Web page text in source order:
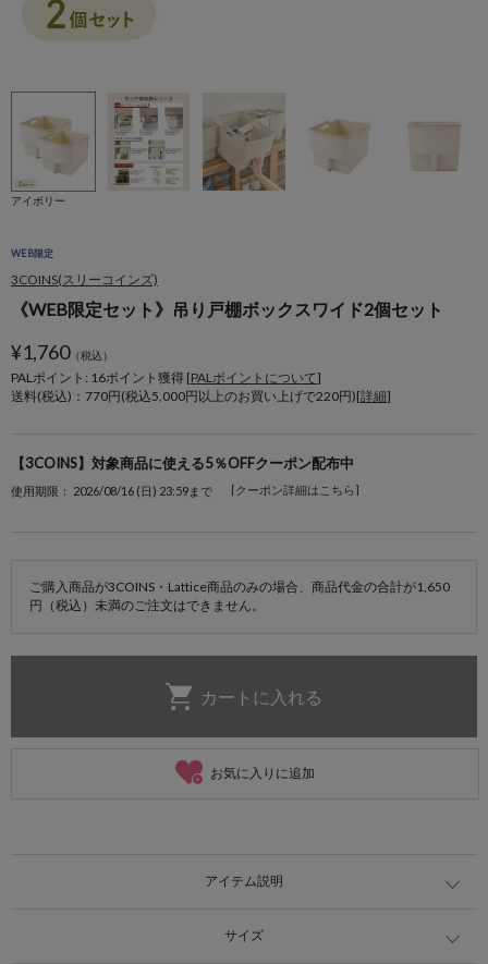
アイボリー
WEB限定
3COINS(スリーコインズ)
《WEB限定セット》吊り戸棚ボックスワイド2個セット
¥1,760（税込）
PALポイント: 16ポイント獲得 [PALポイントについて]
送料(税込)：770円(税込5,000円以上のお買い上げで220円)[詳細]
【3COINS】対象商品に使える5％OFFクーポン配布中
使用期限： 2026/08/16 (日) 23:59まで [クーポン詳細はこちら]
ご購入商品が3COINS・Lattice商品のみの場合、商品代金の合計が1,650
円（税込）未満のご注文はできません。
お気に入りに追加
アイテム説明
サイズ